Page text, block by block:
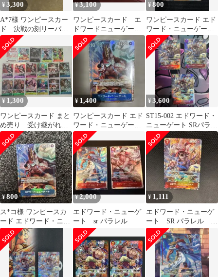
¥3,300
A*7様 ワンピースカー
ド 決戦の刻リーパラ
SR等まとめ売り
¥3,100
ワンピースカード エ
ドワードニューゲート
SRパラレル
¥800
ワンピースカード エド
ワード・ニューゲート
OP13-042 SR パラレル
¥ 1,300
ワンピースカード まと
め売り 受け継がれる
意志 R SR パラレル
¥ 1,400
ワンピースカード エド
ワード・ニューゲート
SR-P [OP13-042]
¥3,600
ST15-002 エドワード・
ニューゲート SRパラレ
ル3枚
¥800
ス*コ様 ワンピースカ
ード エドワード・ニュ
ーゲート SRパラレル
¥2,000
エドワード・ニューゲ
ート sr パラレル
¥ 1,111
エドワード・ニューゲ
ート SR パラレル
ST15-002